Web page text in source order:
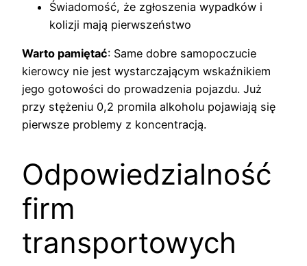
Świadomość, że zgłoszenia wypadków i
kolizji mają pierwszeństwo
Warto pamiętać: Same dobre samopoczucie
kierowcy nie jest wystarczającym wskaźnikiem
jego gotowości do prowadzenia pojazdu. Już
przy stężeniu 0,2 promila alkoholu pojawiają się
pierwsze problemy z koncentracją.
Odpowiedzialność
firm
transportowych